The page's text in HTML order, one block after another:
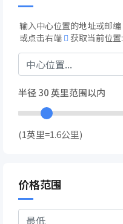
输入中心位置的地址或邮编
或点击右端
获取当前位置:
半径30英里范围以内
(1英里=1.6公里)
价格范围